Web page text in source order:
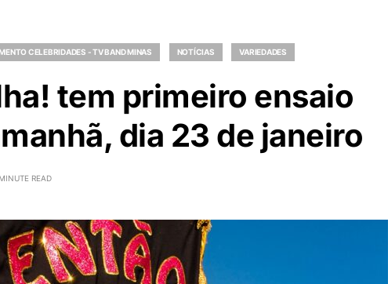
CELEBRIDADES - TV BAND MINAS NOTÍCIAS VARIEDADES
tem primeiro ensaio
dia 23 de janeiro
READ